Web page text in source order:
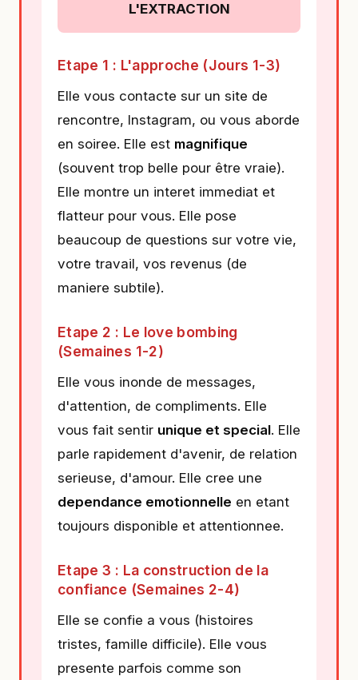
L'EXTRACTION
Etape 1 : L'approche (Jours 1-3)
Elle vous contacte sur un site de
rencontre, Instagram, ou vous aborde
en soiree. Elle est magnifique
(souvent trop belle pour être vraie).
Elle montre un interet immediat et
flatteur pour vous. Elle pose
beaucoup de questions sur votre vie,
votre travail, vos revenus (de
maniere subtile).
Etape 2 : Le love bombing
(Semaines 1-2)
Elle vous inonde de messages,
d'attention, de compliments. Elle
vous fait sentir unique et special. Elle
parle rapidement d'avenir, de relation
serieuse, d'amour. Elle cree une
dependance emotionnelle en etant
toujours disponible et attentionnee.
Etape 3 : La construction de la
confiance (Semaines 2-4)
Elle se confie a vous (histoires
tristes, famille difficile). Elle vous
presente parfois comme son